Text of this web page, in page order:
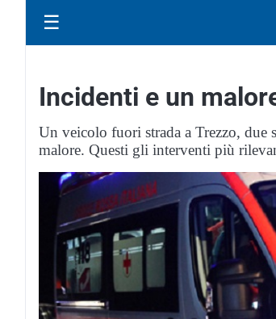
☰
Incidenti e un
Un veicolo fuori strada a Trezzo, due
malore. Questi gli interventi più